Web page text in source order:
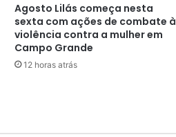
Agosto Lilás começa nesta
sexta com ações de combate à
violência contra a mulher em
Campo Grande
12 horas atrás